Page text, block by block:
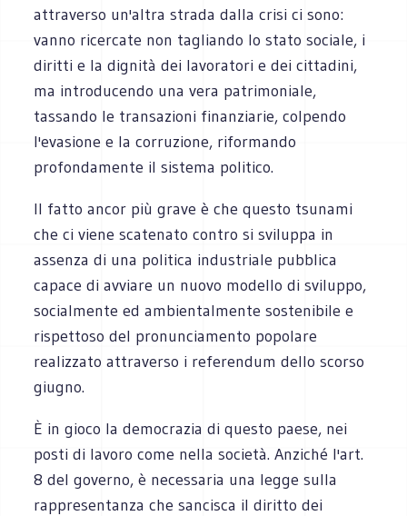
attraverso un'altra strada dalla crisi ci sono:
vanno ricercate non tagliando lo stato sociale, i
diritti e la dignità dei lavoratori e dei cittadini,
ma introducendo una vera patrimoniale,
tassando le transazioni finanziarie, colpendo
l'evasione e la corruzione, riformando
profondamente il sistema politico.
Il fatto ancor più grave è che questo tsunami
che ci viene scatenato contro si sviluppa in
assenza di una politica industriale pubblica
capace di avviare un nuovo modello di sviluppo,
socialmente ed ambientalmente sostenibile e
rispettoso del pronunciamento popolare
realizzato attraverso i referendum dello scorso
giugno.
È in gioco la democrazia di questo paese, nei
posti di lavoro come nella società. Anziché l'art.
8 del governo, è necessaria una legge sulla
rappresentanza che sancisca il diritto dei